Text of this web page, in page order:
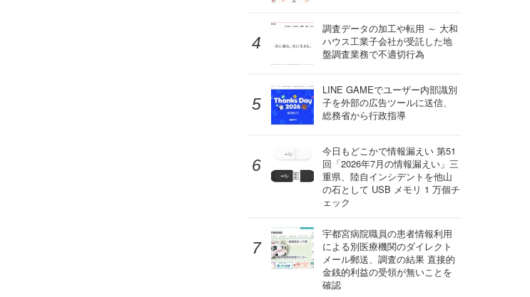
調査データの加工や転用 ～ 大和
ハウス工業子会社が受託した地
盤調査業務で不適切行為
LINE GAMEでユーザー内部識別
子を外部の広告ツールに送信、
総務省から行政指導
今日もどこかで情報漏えい 第51
回「2026年7月の情報漏えい」三
重県、陸自インシデントを他山
の石として USB メモリ 1 万個チ
ェック
宇都宮病院職員の患者情報利用
による別医療機関のダイレクト
メール郵送、調査の結果 直接的
金銭的利益の受領が無いことを
確認